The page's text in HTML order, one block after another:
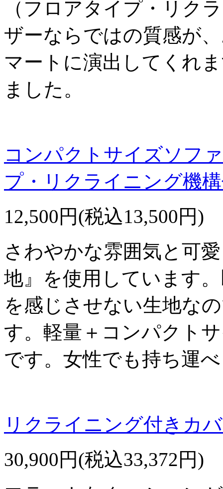
（フロアタイプ・リク
ザーならではの質感が
マートに演出してくれ
ました。
コンパクトサイズソフ
プ・リクライニング機
12,500円(税込13,500円)
さわやかな雰囲気と可
地』を使用しています
を感じさせない生地な
す。軽量＋コンパクト
です。女性でも持ち運
リクライニング付きカ
30,900円(税込33,372円)